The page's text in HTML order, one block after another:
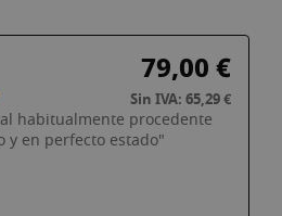
79,00 €
Sin IVA: 65,29 €
habitualmente procedente
y en perfecto estado"